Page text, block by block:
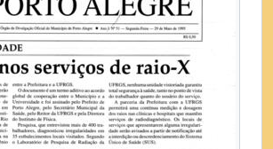
Diário Oficial de Porto Alegre de 1997
Diário Oficial de Porto Alegre de 1998
Diário Oficial de Porto Alegre de 1999
Diário Oficial de Porto Alegre de 2000
Diário Oficial de Porto Alegre de 2001
Diário Oficial de Porto Alegre de 2002
Diário Oficial de Porto Alegre de 2003